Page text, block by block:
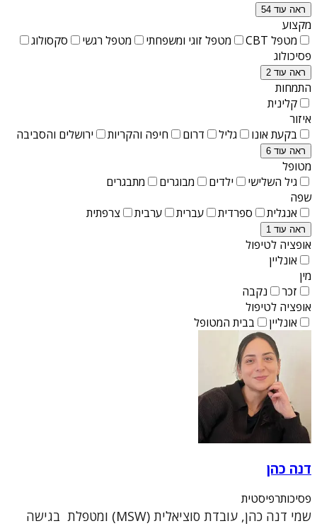
ראה עוד 54
מקצוע
מטפל CBT
מטפל זוגי ומשפחתי מטפל רגשי
סקסולוג
פסיכולוג
ראה עוד 2
התמחות
קלינית
איזור
בקעת אונו
גליל דרום חיפה והקריות ירושלים והסביבה
ראה עוד 6
מטופל
גיל השלישי
ילדים מבוגרים
מתבגרים
שפה
אנגלית
ספרדית עברית ערבית צרפתית
ראה עוד 1
אופציה לטיפול
אונליין
מין
זכר
נקבה
אופציה לטיפול
אונליין
בבית המטופל
דנה כהן
פסיכותרפיסטית
שמי דנה כהן, עובדת סוציאלית (MSW) ומטפלת בגישה